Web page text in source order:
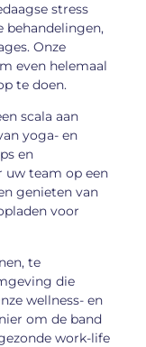
stress
behandelingen,
Onze
even helemaal
te doen.
scala aan
yoga- en
en
uw team op een
genieten van
voor
te
die
wellness- en
om de band
work-life